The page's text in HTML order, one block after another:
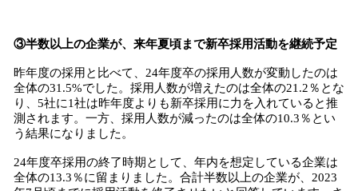
③半数以上の企業が、来年夏頃まで新卒採用活動を継続予定
昨年度の採用と比べて、24年度卒の採用人数が変動したのは
全体の31.5%でした。採用人数が増えたのは全体の21.2％とな
り、5社に1社は昨年度よりも新卒採用に力を入れていると推
測されます。一方、採用人数が減ったのは全体の10.3％とい
う結果になりました。
24年度卒採用の終了時期として、年内を想定している企業は
全体の13.3％に留まりました。合計半数以上の企業が、2023